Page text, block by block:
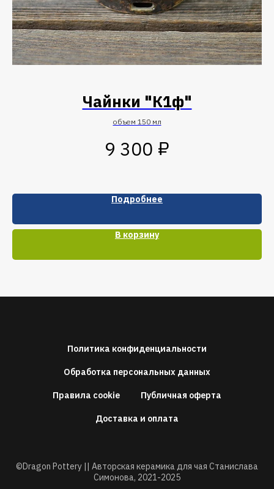
Чайнки "К1ф"
объем 150 мл
9 300 ₽
Подробнее
В корзину
Политика конфиденциальности
Обработка персональных данных
Правила cookie Публичная оферта
Доставка и оплата
©Dragon Pottery || Авторская керамика для чая Станислава
Симонова, 2021-2025